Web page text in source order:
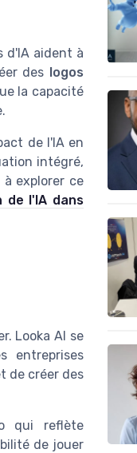
d'IA aident à
des
logos
la capacité
de l'IA en
intégré,
explorer ce
de l'IA dans
Looka AI se
entreprises
de créer des
qui reflète
de jouer